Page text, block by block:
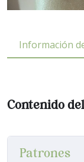
Información
Contenido
Patrones